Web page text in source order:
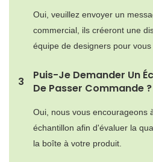
Oui, veuillez envoyer un
commercial, ils créeront une
équipe de designers pour vous
3
Puis-Je Demander Un
De Passer Commande ?
Oui, nous vous encourageons
échantillon afin d'évaluer la
la boîte à votre produit.